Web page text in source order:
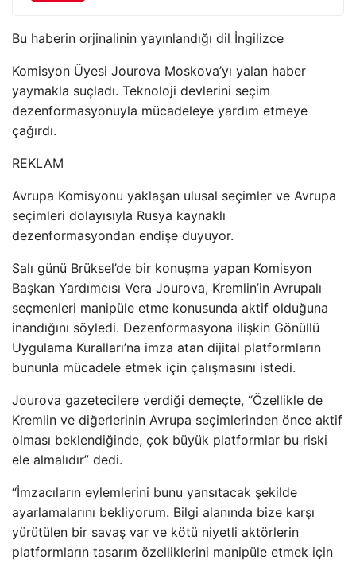
Bu haberin orjinalinin yayınlandığı dil İngilizce
Komisyon Üyesi Jourova Moskova’yı yalan haber
yaymakla suçladı. Teknoloji devlerini seçim
dezenformasyonuyla mücadeleye yardım etmeye
çağırdı.
REKLAM
Avrupa Komisyonu yaklaşan ulusal seçimler ve Avrupa
seçimleri dolayısıyla Rusya kaynaklı
dezenformasyondan endişe duyuyor.
Salı günü Brüksel’de bir konuşma yapan Komisyon
Başkan Yardımcısı Vera Jourova, Kremlin’in Avrupalı
seçmenleri manipüle etme konusunda aktif olduğuna
inandığını söyledi. Dezenformasyona ilişkin Gönüllü
Uygulama Kuralları’na imza atan dijital platformların
bununla mücadele etmek için çalışmasını istedi.
Jourova gazetecilere verdiği demeçte, “Özellikle de
Kremlin ve diğerlerinin Avrupa seçimlerinden önce aktif
olması beklendiğinde, çok büyük platformlar bu riski
ele almalıdır” dedi.
“İmzacıların eylemlerini bunu yansıtacak şekilde
ayarlamalarını bekliyorum. Bilgi alanında bize karşı
yürütülen bir savaş var ve kötü niyetli aktörlerin
platformların tasarım özelliklerini manipüle etmek için